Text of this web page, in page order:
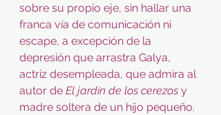
sobre su propio eje, sin hallar una
franca vía de comunicación ni
escape, a excepción de la
depresión que arrastra Galya,
actriz desempleada, que admira al
autor de El jardín de los cerezos y
madre soltera de un hijo pequeño.